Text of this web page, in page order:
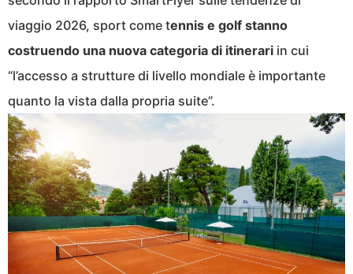
viaggio 2026, sport come tennis e golf stanno
costruendo una nuova categoria di itinerari in cui
“l’accesso a strutture di livello mondiale è importante
quanto la vista dalla propria suite”.